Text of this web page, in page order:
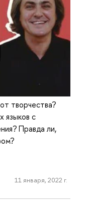
творчества?
языков с
Правда ли,
11 января, 2022 г.